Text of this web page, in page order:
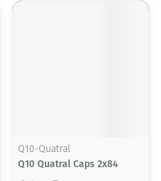
Q10-Quatral
Q10 Quatral Caps 2x84